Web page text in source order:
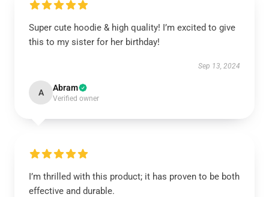
Super cute hoodie & high quality! I’m excited to give
this to my sister for her birthday!
Sep 13, 2024
A Abram
Verified owner
I’m thrilled with this product; it has proven to be both
effective and durable.